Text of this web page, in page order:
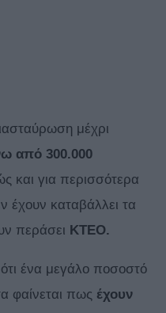
μέχρι
από 300.000
και για περισσότερα
έχουν καταβάλλει τα
περάσει ΚΤΕΟ.
ένα μεγάλο ποσοστό
φαίνεται πως έχουν